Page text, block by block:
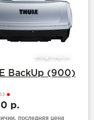
BackUp (900)
р.
последняя цена